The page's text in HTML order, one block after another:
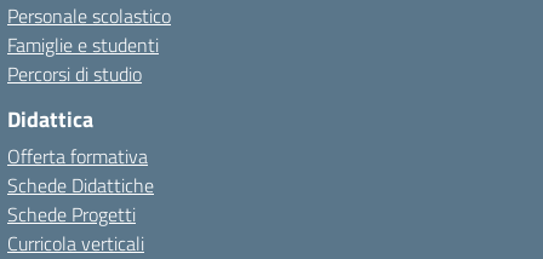
Personale scolastico
Famiglie e studenti
Percorsi di studio
Didattica
Offerta formativa
Schede Didattiche
Schede Progetti
Curricola verticali